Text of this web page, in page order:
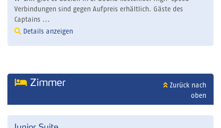
Verbindungen sind gegen Aufpreis erhältlich. Gäste des
Captains ...
Details anzeigen
Zimmer
Zurück nach
oben